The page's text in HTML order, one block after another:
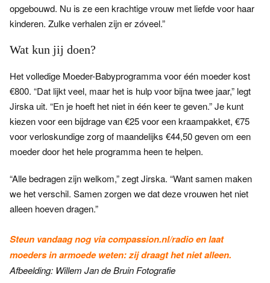
opgebouwd. Nu is ze een krachtige vrouw met liefde voor haar
kinderen. Zulke verhalen zijn er zóveel.”
Wat kun jij doen?
Het volledige Moeder-Babyprogramma voor één moeder kost
€800. “Dat lijkt veel, maar het is hulp voor bijna twee jaar,” legt
Jirska uit. “En je hoeft het niet in één keer te geven.” Je kunt
kiezen voor een bijdrage van €25 voor een kraampakket, €75
voor verloskundige zorg of maandelijks €44,50 geven om een
moeder door het hele programma heen te helpen.
“Alle bedragen zijn welkom,” zegt Jirska. “Want samen maken
we het verschil. Samen zorgen we dat deze vrouwen het niet
alleen hoeven dragen.”
Steun vandaag nog viacompassion.nl/radioen laat
moeders in armoede weten: zij draagt het niet alleen.
Afbeelding: Willem Jan de Bruin Fotografie